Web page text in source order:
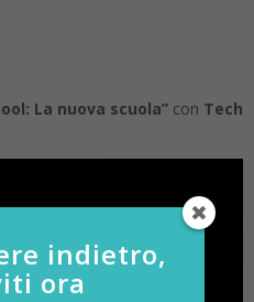
La nuova scuola” con Tech
indietro,
ora